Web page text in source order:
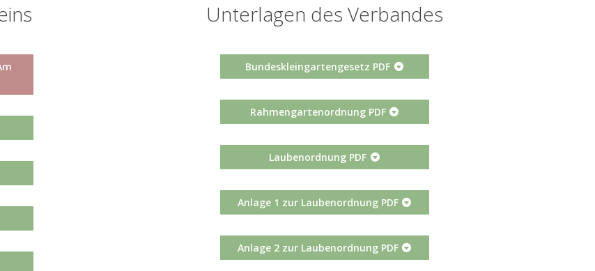
Unterlagen des Verbandes
Bundeskleingartengesetz PDF
Rahmengartenordnung PDF
Laubenordnung PDF
Anlage 1 zur Laubenordnung PDF
Anlage 2 zur Laubenordnung PDF